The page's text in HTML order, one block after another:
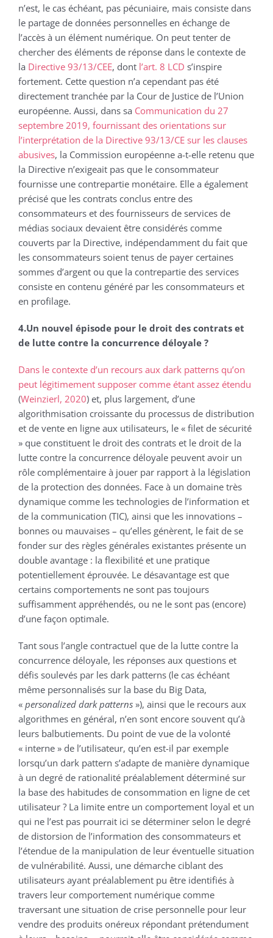
n’est, le cas échéant, pas pécuniaire, mais consiste dans
le partage de données personnelles en échange de
l’accès à un élément numérique. On peut tenter de
chercher des éléments de réponse dans le contexte de
la Directive 93/13/CEE, dont l’art. 8 LCD s’inspire
fortement. Cette question n’a cependant pas été
directement tranchée par la Cour de Justice de l’Union
européenne. Aussi, dans sa Communication du 27
septembre 2019, fournissant des orientations sur
l’interprétation de la Directive 93/13/CE sur les clauses
abusives, la Commission européenne a-t-elle retenu que
la Directive n’exigeait pas que le consommateur
fournisse une contrepartie monétaire. Elle a également
précisé que les contrats conclus entre des
consommateurs et des fournisseurs de services de
médias sociaux devaient être considérés comme
couverts par la Directive, indépendamment du fait que
les consommateurs soient tenus de payer certaines
sommes d’argent ou que la contrepartie des services
consiste en contenu généré par les consommateurs et
en profilage.
4.Un nouvel épisode pour le droit des contrats et
de lutte contre la concurrence déloyale ?
Dans le contexte d’un recours aux dark patterns qu’on
peut légitimement supposer comme étant assez étendu
(Weinzierl, 2020) et, plus largement, d’une
algorithmisation croissante du processus de distribution
et de vente en ligne aux utilisateurs, le « filet de sécurité
» que constituent le droit des contrats et le droit de la
lutte contre la concurrence déloyale peuvent avoir un
rôle complémentaire à jouer par rapport à la législation
de la protection des données. Face à un domaine très
dynamique comme les technologies de l’information et
de la communication (TIC), ainsi que les innovations –
bonnes ou mauvaises – qu’elles génèrent, le fait de se
fonder sur des règles générales existantes présente un
double avantage : la flexibilité et une pratique
potentiellement éprouvée. Le désavantage est que
certains comportements ne sont pas toujours
suffisamment appréhendés, ou ne le sont pas (encore)
d’une façon optimale.
Tant sous l’angle contractuel que de la lutte contre la
concurrence déloyale, les réponses aux questions et
défis soulevés par les dark patterns (le cas échéant
même personnalisés sur la base du Big Data,
« personalized dark patterns»), ainsi que le recours aux
algorithmes en général, n’en sont encore souvent qu’à
leurs balbutiements. Du point de vue de la volonté
« interne » de l’utilisateur, qu’en est-il par exemple
lorsqu’un dark pattern s’adapte de manière dynamique
à un degré de rationalité préalablement déterminé sur
la base des habitudes de consommation en ligne de cet
utilisateur ? La limite entre un comportement loyal et un
qui ne l’est pas pourrait ici se déterminer selon le degré
de distorsion de l’information des consommateurs et
l’étendue de la manipulation de leur éventuelle situation
de vulnérabilité. Aussi, une démarche ciblant des
utilisateurs ayant préalablement pu être identifiés à
travers leur comportement numérique comme
traversant une situation de crise personnelle pour leur
vendre des produits onéreux répondant prétendument